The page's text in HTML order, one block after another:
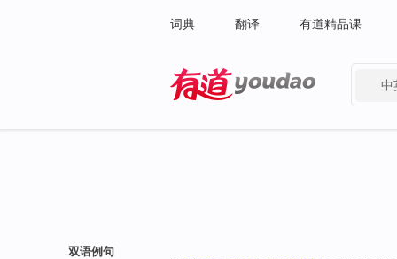
词典 翻译 有道精品课
中
双语例句